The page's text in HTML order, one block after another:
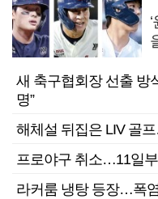
새 축구협회장 선출
명”
해체설 뒤집은 LIV 골
프로야구 취소…11일
라커룸 냉탕 등장…폭